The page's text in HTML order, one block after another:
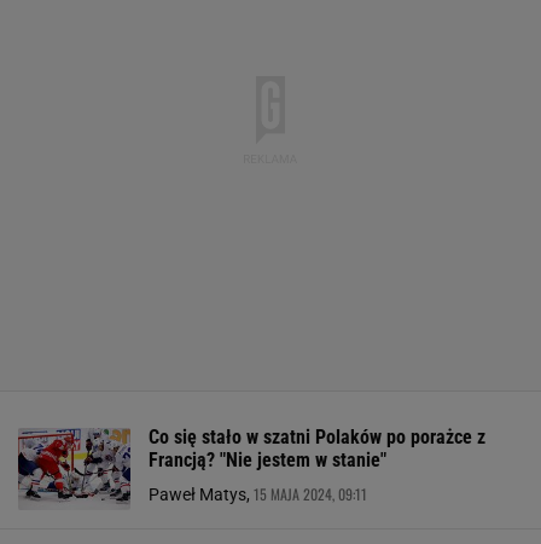
Co się stało w szatni Polaków po porażce z
Francją? "Nie jestem w stanie"
Paweł Matys, 15 MAJA 2024, 09:11